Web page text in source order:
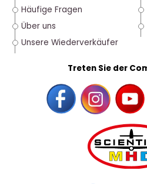
Häufige Fragen
Über uns
Unsere Wiederverkäufer
Treten Sie der